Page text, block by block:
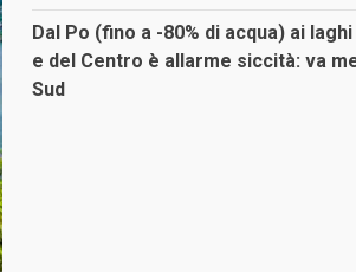
Dal Po (fino a -80% di acqua) ai
e del Centro è allarme siccità: va
Sud